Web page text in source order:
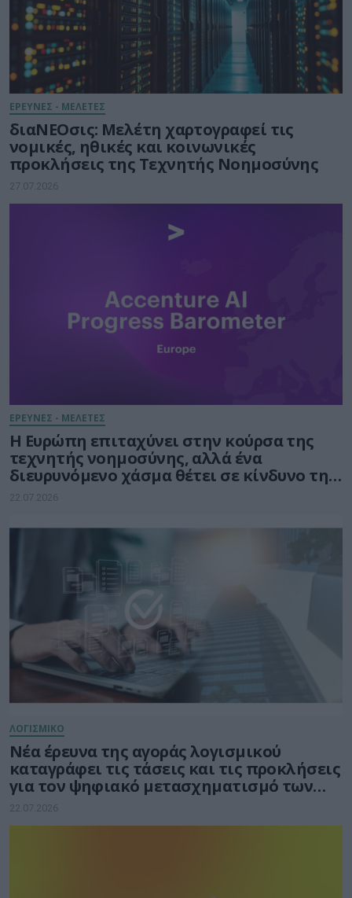
ΕΡΕΥΝΕΣ - ΜΕΛΕΤΕΣ
διαΝΕΟσις: Μελέτη χαρτογραφεί τις
νομικές, ηθικές και κοινωνικές
προκλήσεις της Τεχνητής Νοημοσύνης
27.07.2026
ΕΡΕΥΝΕΣ - ΜΕΛΕΤΕΣ
Η Ευρώπη επιταχύνει στην κούρσα της
τεχνητής νοημοσύνης, αλλά ένα
διευρυνόμενο χάσμα θέτει σε κίνδυνο την
πρόοδό της
22.07.2026
ΛΟΓΙΣΜΙΚΟ
Νέα έρευνα της αγοράς λογισμικού
καταγράφει τις τάσεις και τις προκλήσεις
για τον ψηφιακό μετασχηματισμό των
επιχειρήσεων
22.07.2026